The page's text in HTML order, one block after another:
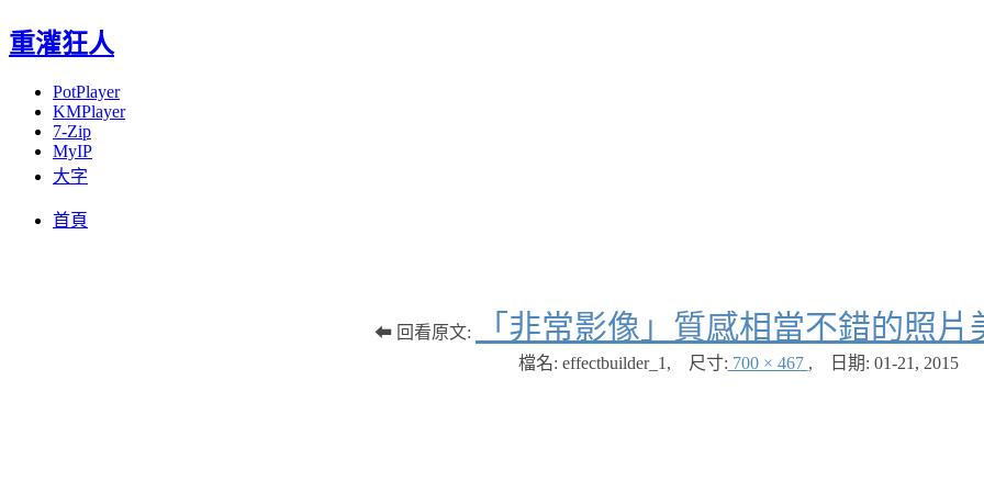
重灌狂人
PotPlayer
KMPlayer
7-Zip
MyIP
大字
首頁
⬅ 回看原文: 「非常影像」質感相當不錯的照片
檔名: effectbuilder_1 , 尺寸: 700 × 467 , 日期: 01-21, 2015